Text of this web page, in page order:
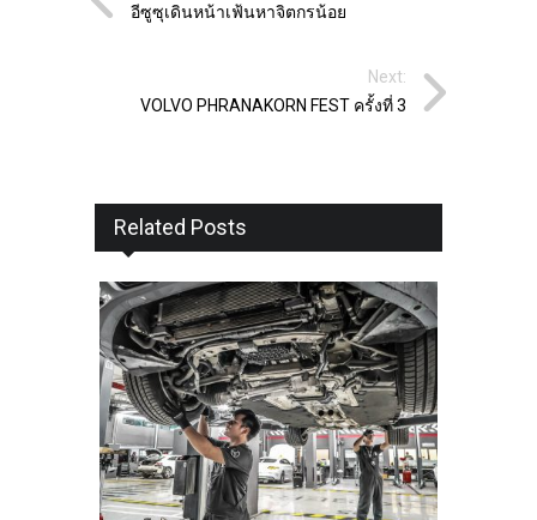
อีซูซุเดินหน้าเฟ้นหาจิตกรน้อย
Next:
VOLVO PHRANAKORN FEST ครั้งที่ 3
Related Posts